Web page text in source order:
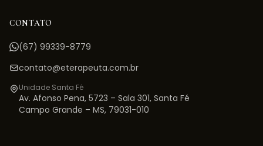
CONTATO
(67) 99339-8779
contato@eterapeuta.com.br
Unidade Santa Fé
Av. Afonso Pena, 5723 – Sala 301, Santa Fé
Campo Grande – MS, 79031-010